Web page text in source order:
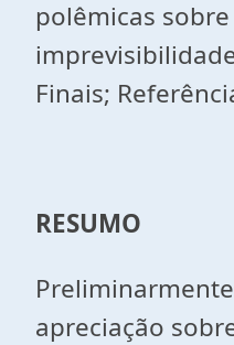
polêmicas
Finais;
RESUMO
apreciação